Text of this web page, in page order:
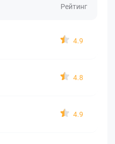
Рейтинг
4.9
4.8
4.9